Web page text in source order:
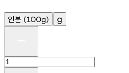
인분 (100g) g